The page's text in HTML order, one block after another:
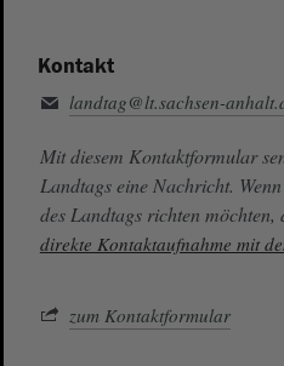
Kontakt
landtag@lt.sachsen-
Mit diesem Kontaktformular
Landtags eine Nachricht.
des Landtags richten
direkte Kontaktaufnahme mit
zum Kontaktformular